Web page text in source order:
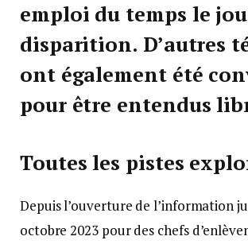
emploi du temps le
disparition. D’autres
ont également été
pour être entendus
Toutes les pistes
Depuis l’ouverture de l’information
octobre 2023 pour des chefs